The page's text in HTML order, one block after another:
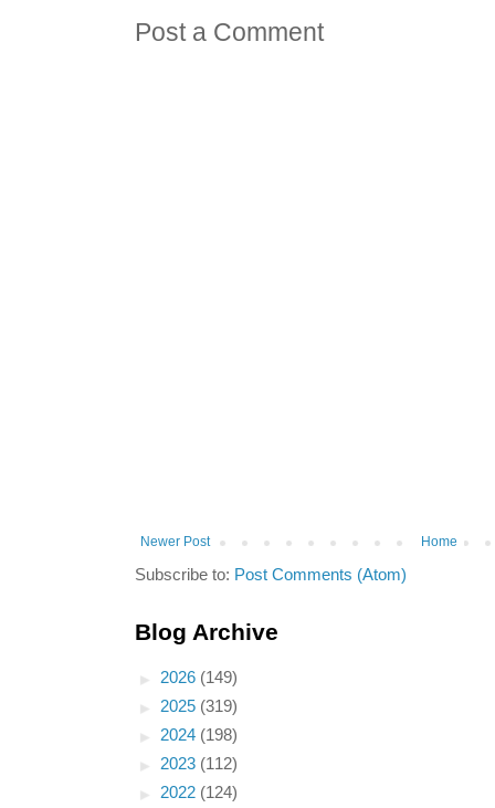
Post a Comment
Newer Post Home
Subscribe to: Post Comments (Atom)
Blog Archive
► 2026 (149)
► 2025 (319)
► 2024 (198)
► 2023 (112)
► 2022 (124)